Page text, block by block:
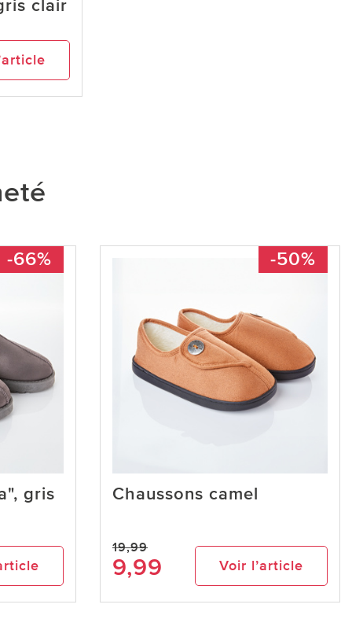
clair
-66%
gris
-50%
Chaussons camel
19,99
9,99 Voir l’article